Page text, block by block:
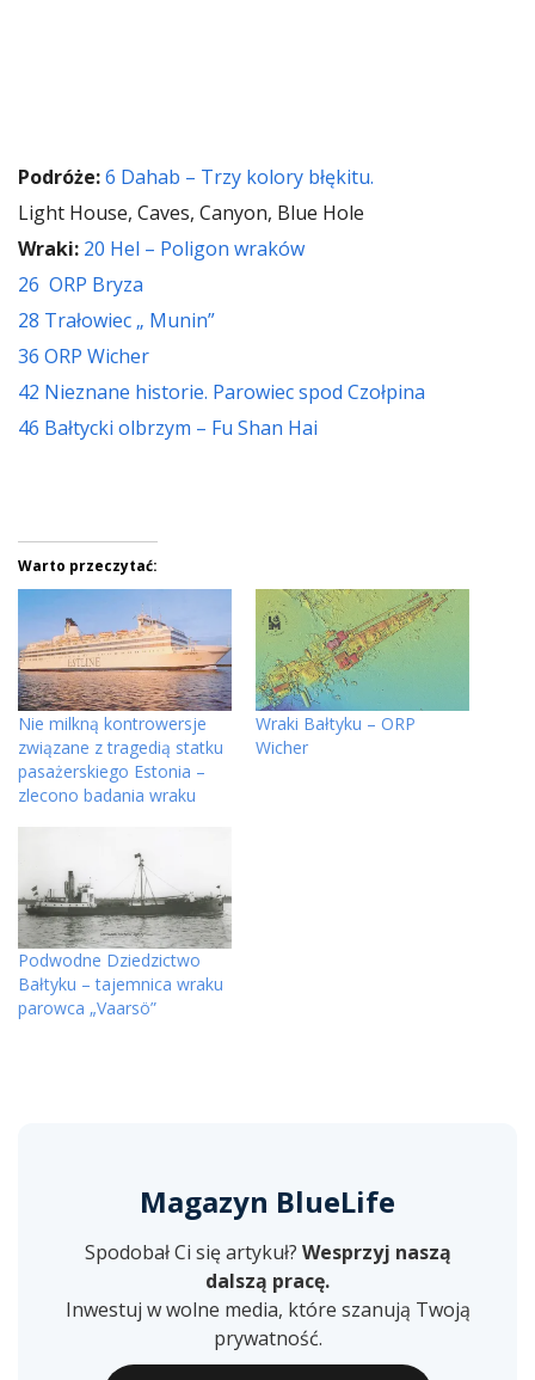
Podróże:6 Dahab – Trzy kolory błękitu.
Light House, Caves, Canyon, Blue Hole
Wraki: 20 Hel – Poligon wraków
26 ORP Bryza
28 Trałowiec „ Munin”
36 ORP Wicher
42 Nieznane historie. Parowiec spod Czołpina
46 Bałtycki olbrzym – Fu Shan Hai
Warto przeczytać:
Nie milkną kontrowersje
związane z tragedią statku
pasażerskiego Estonia –
zlecono badania wraku
Wraki Bałtyku – ORP
Wicher
Podwodne Dziedzictwo
Bałtyku – tajemnica wraku
parowca „Vaarsö”
Magazyn BlueLife
Spodobał Ci się artykuł? Wesprzyj naszą
dalszą pracę.
Inwestuj w wolne media, które szanują Twoją
prywatność.